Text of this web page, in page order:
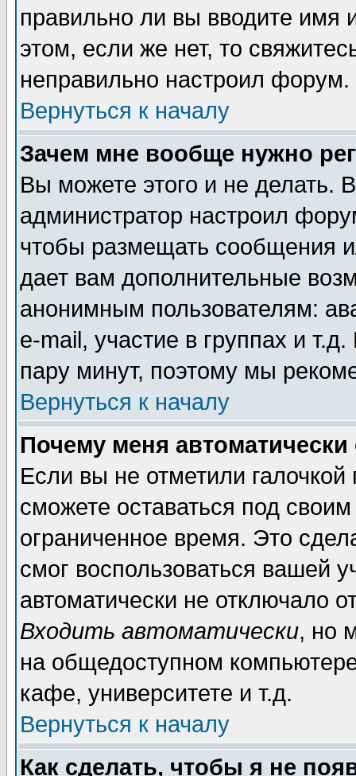
правильно ли вы вводите
этом, если же нет, то
неправильно настроил форум.
Вернуться к началу
Зачем мне вообще нужно
Вы можете этого и не делать.
администратор настроил
чтобы размещать сообщения
дает вам дополнительные
анонимным пользователям:
e-mail, участие в группах и
пару минут, поэтому мы
Вернуться к началу
Почему меня автоматически
Если вы не отметили галочкой
сможете оставаться под
ограниченное время. Это
смог воспользоваться вашей
автоматически не отключало
Входить автоматически, но
на общедоступном
кафе, университете и т.д.
Вернуться к началу
Как сделать, чтобы я не